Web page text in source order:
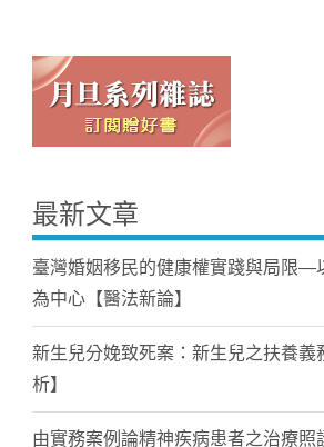
最新文章
臺灣婚姻移民的健康權實踐與局限—
為中心【醫法新論】
新生兒分娩致死案：新生兒之扶養義
析】
由實務案例論精神疾病患者之治療照